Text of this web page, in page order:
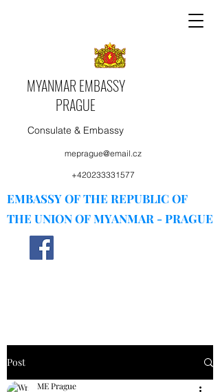
MYANMAR EMBASSY
PRAGUE
Consulate & Embassy
meprague@email.cz
+420233331577
EMBASSY OF THE REPUBLIC OF
THE UNION OF MYANMAR - PRAGUE
Post
ME Prague